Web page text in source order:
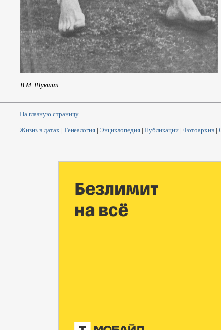
В.М. Шукшин
На главную страницу
Жизнь в датах | Генеалогия | Энциклопедия | Публикации | Фотоархив |